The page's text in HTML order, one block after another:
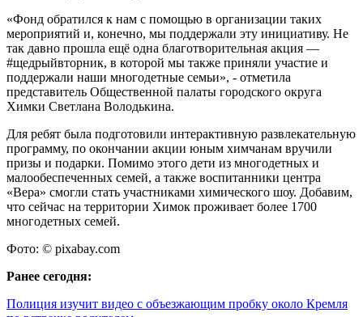
«Фонд обратился к нам с помощью в организации таких
мероприятий и, конечно, мы поддержали эту инициативу. Не
так давно прошла ещё одна благотворительная акция —
#щедрыйвторник, в которой мы также приняли участие и
поддержали наши многодетные семьи», - отметила
представитель Общественной палаты городского округа
Химки Светлана Володькина.
Для ребят была подготовили интерактивную развлекательную
программу, по окончании акции юным химчанам вручили
призы и подарки. Помимо этого дети из многодетных и
малообеспеченных семей, а также воспитанники центра
«Вера» смогли стать участниками химического шоу. Добавим,
что сейчас на территории Химок проживает более 1700
многодетных семей.
Фото: © pixabay.com
Ранее сегодня:
Полиция изучит видео с объезжающим пробку около Кремля